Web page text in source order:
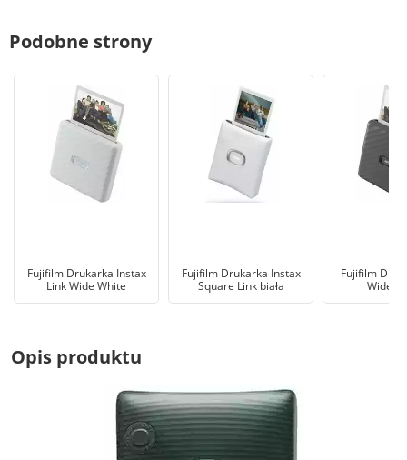
Podobne strony
Fujifilm Drukarka Instax
Link Wide White
Fujifilm Drukarka Instax
Square Link biała
Fujifilm
Wide
Opis produktu